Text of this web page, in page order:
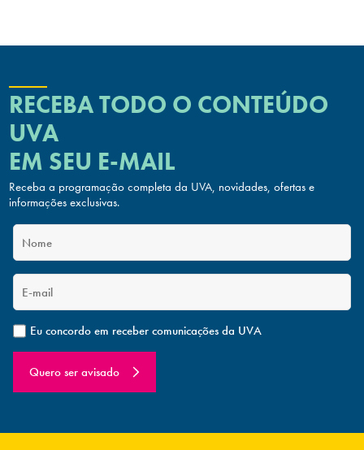
RECEBA TODO O CONTEÚDO
UVA
EM SEU E-MAIL
Receba a programação completa da UVA, novidades, ofertas e
informações exclusivas.
Eu concordo em receber comunicações da UVA
Quero ser avisado